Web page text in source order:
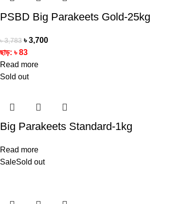
PSBD Big Parakeets Gold-25kg
৳3,783 ৳3,700
ছাড়: ৳83
Read more
Sold out
Big Parakeets Standard-1kg
Read more
SaleSold out